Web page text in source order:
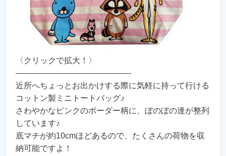
〈クリックで拡大！〉
——————————————-
近所へちょっとお出かけする際に気軽に持って行ける
コットン製ミニトートバッグ♪
さわやかなピンクのボーダー柄に、ぼのぼの達が整列
しています♪
底マチが約10cmほどあるので、たくさんの荷物を収
納可能ですよ！